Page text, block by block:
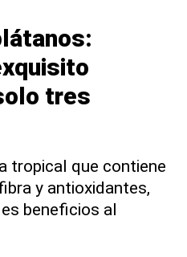
tres
tropical que contiene
y antioxidantes,
beneficios al